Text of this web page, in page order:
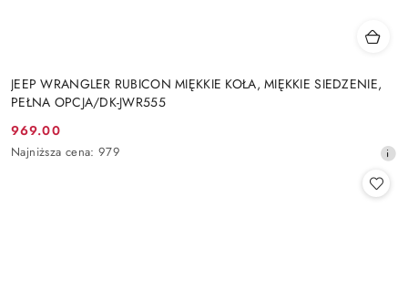
JEEP WRANGLER RUBICON MIĘKKIE KOŁA, MIĘKKIE SIEDZENIE,
PEŁNA OPCJA/DK-JWR555
Cena
promocyjna:
969.00
Najniższa
Najniższa cena: 979